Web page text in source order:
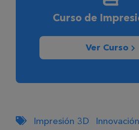
Curso de
Ver Curso
Impresión 3D Innovación